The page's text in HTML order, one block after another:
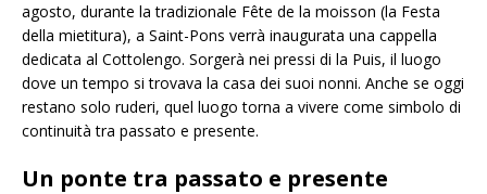
agosto, durante la tradizionale Fête de la moisson (la Festa
della mietitura), a Saint-Pons verrà inaugurata una cappella
dedicata al Cottolengo. Sorgerà nei pressi di la Puis, il luogo
dove un tempo si trovava la casa dei suoi nonni. Anche se oggi
restano solo ruderi, quel luogo torna a vivere come simbolo di
continuità tra passato e presente.
Un ponte tra passato e presente